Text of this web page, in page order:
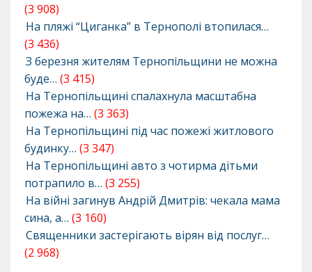
(3 908)
На пляжі “Циганка” в Тернополі втопилася…
(3 436)
З березня жителям Тернопільщини не можна
буде… (3 415)
На Тернопільщині спалахнула масштабна
пожежа на… (3 363)
На Тернопільщині під час пожежі житлового
будинку… (3 347)
На Тернопільщині авто з чотирма дітьми
потрапило в… (3 255)
На війні загинув Андрій Дмитрів: чекала мама
сина, а… (3 160)
Священники застерігають вірян від послуг…
(2 968)